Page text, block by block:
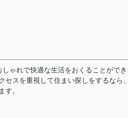
ゃれで快適な生活をおくることがで
セスを重視して住まい探しをするなら
す。